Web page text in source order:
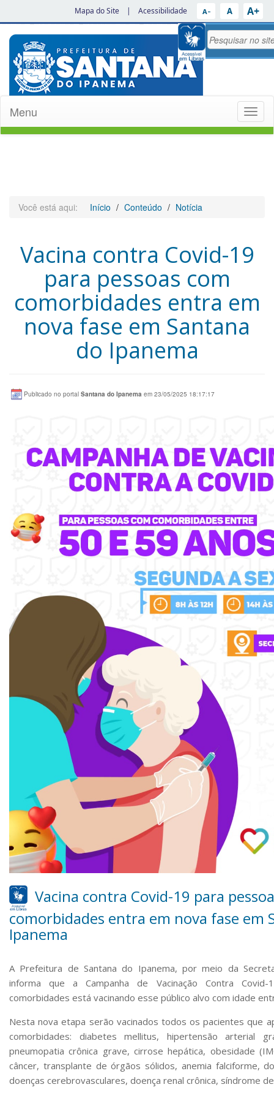
Mapa do Site | Acessibilidade A− A A+
Menu
Você está aqui: Início Conteúdo Notícia
Vacina contra Covid-19
para pessoas com
comorbidades entra em
nova fase em Santana
do Ipanema
Publicado no portal Santana do Ipanema em 23/05/2025 18:17:17
Vacina contra Covid-19 para
comorbidades entra em nova fase em
Ipanema
A Prefeitura de Santana do Ipanema, por meio da
informa que a Campanha de Vacinação Contra
comorbidades está vacinando esse público alvo com idade
Nesta nova etapa serão vacinados todos os pacientes que
comorbidades: diabetes mellitus, hipertensão arterial
pneumopatia crônica grave, cirrose hepática, obesidade
câncer, transplante de órgãos sólidos, anemia falciforme,
doenças cerebrovasculares, doença renal crônica, síndrome